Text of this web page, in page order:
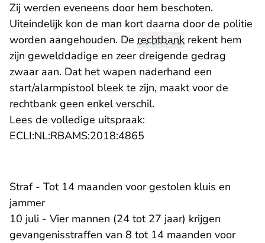
Zij werden eveneens door hem beschoten.
Uiteindelijk kon de man kort daarna door de politie
worden aangehouden. De rechtbank rekent hem
zijn gewelddadige en zeer dreigende gedrag
zwaar aan. Dat het wapen naderhand een
start/alarmpistool bleek te zijn, maakt voor de
rechtbank geen enkel verschil.
Lees de volledige uitspraak:
ECLI:NL:RBAMS:2018:4865
Straf - Tot 14 maanden voor gestolen kluis en
jammer
10 juli - Vier mannen (24 tot 27 jaar) krijgen
gevangenisstraffen van 8 tot 14 maanden voor